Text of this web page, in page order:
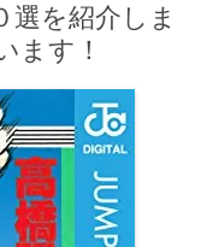
選を紹介しま
ます！